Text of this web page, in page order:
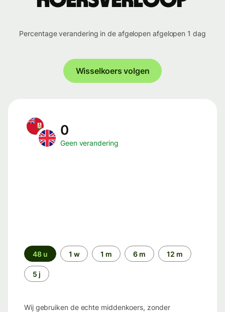
Percentage verandering in de afgelopen afgelopen 1 dag
Wisselkoers volgen
0
Geen verandering
Periode
48 u 1 w 1 m 6 m 12 m
5 j
Wij gebruiken de echte middenkoers, zonder